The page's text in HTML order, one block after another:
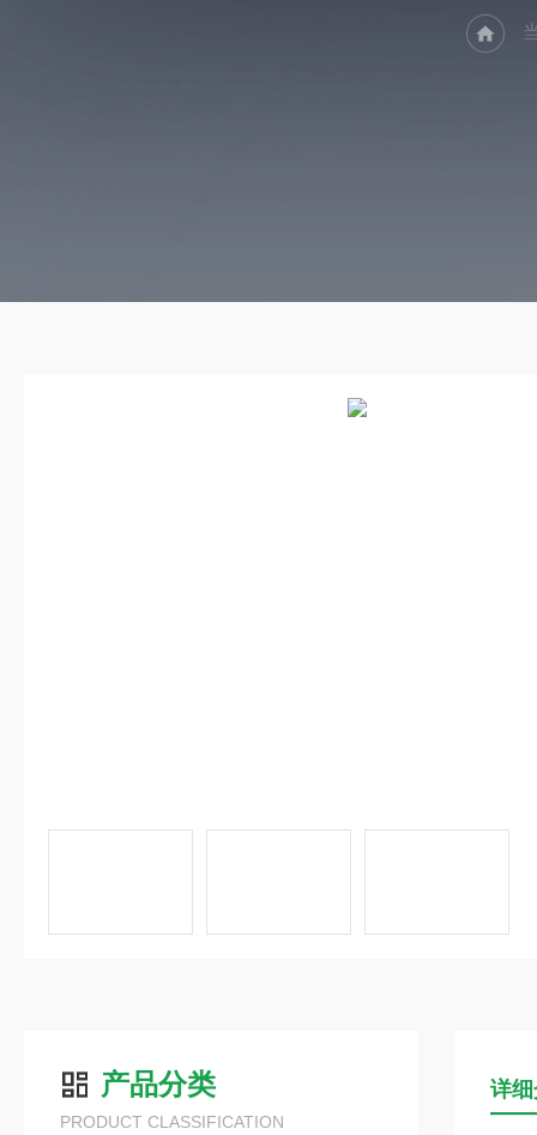
产品分类
PRODUCT CLASSIFICATION
详